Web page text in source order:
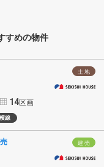
すめの物件
土 地
14区画
線
建 売